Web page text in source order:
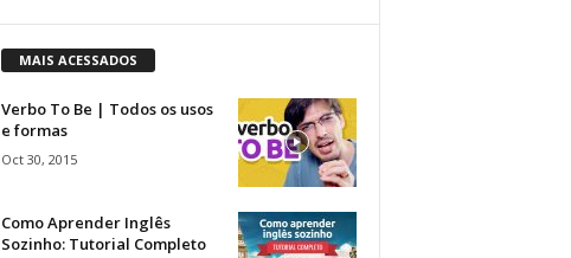
MAIS ACESSADOS
Verbo To Be | Todos os usos
e formas
Oct 30, 2015
Como Aprender Inglês
Sozinho: Tutorial Completo